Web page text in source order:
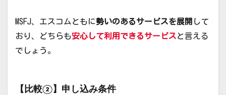
MSFJ、エスコムともに勢いのあるサービスを展開 して
おり、どちらも安心して利用できるサービスと言える
でしょう。
【比較②】申し込み条件